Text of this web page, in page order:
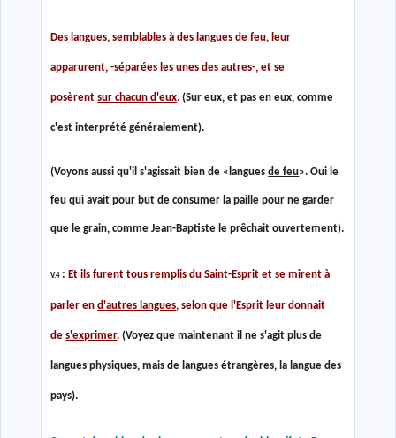
Des langues, semblables à des langues de feu, leur
apparurent, -séparées les unes des autres-, et se
posèrentsur chacun d'eux.(Sur eux, et pas en eux, comme
c'est interprété généralement).
(Voyons aussi qu'il s'agissait bien de «languesde feu». Oui le
feu qui avait pour but de consumer la paille pour ne garder
que le grain, comme Jean-Baptiste le prêchait ouvertement).
V.4 : Et ils furent tous remplis du Saint-Esprit et se mirent à
parler end'autres langues, selon que l'Esprit leur donnait
des'exprimer.(Voyez que maintenant il ne s'agit plus de
langues physiques, mais de langues étrangères, la langue des
pays).